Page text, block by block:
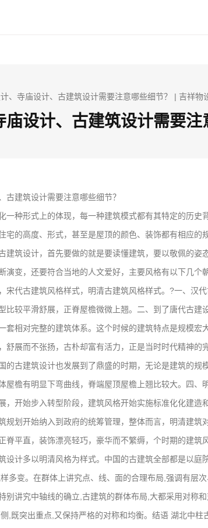
、寺庙设计、古建筑设计需要注意哪些细节？ | 吉祥物
庙设计、古建筑设计需要
古建筑设计需要注意哪些细节？
一种形式上的体现，每一种建筑模式都有其特定的历史
宅的高度、形式，甚至是屋顶的颜色、装饰都有相应的
建筑设计，首先要做的就是要读懂建筑，要以敬佩的姿
演变，还要符合当地的人文爱好，主要风格有以下几个
宋代古建筑风格样式，明清古建筑风格样式。?一、汉
比较平滑舒展，正脊屋檐微微上翘。二、到了唐代古建
套相对完整的建筑体系。这个时候的建筑特点是规模宏
舒展而不张扬，古朴却富有活力，正是当时时代精神的
的古建筑设计也发展到了鼎盛的时期，无论是建筑的规
屋檐有明显下弯曲线，脊端屋顶屋檐上翘比较大。四、
，开始步入转型阶段，建筑风格开始实施标准化化建造
规划开始纳入到政府的统筹管理，整体而言，明清建筑
脊平直，装饰漂亮轻巧，豪华而不繁缛，个时期的建筑
设计多以明清风格为样式。中国的古建筑全部都是以庭
多变。在群体上讲究点、线、面的合理布局,强调有层
别讲究中轴线的确立,古建筑的群体布局,大都采用对称
,既突出重点,又保持严格的对称和均衡。结语 湖北中柱